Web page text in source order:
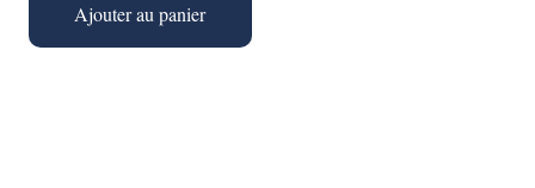
Ajouter au panier